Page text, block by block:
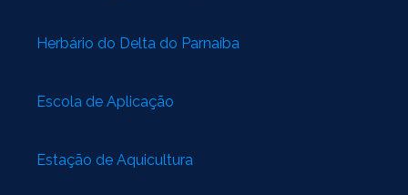
Herbário do Delta do Parnaíba
Escola de Aplicação
Estação de Aquicultura